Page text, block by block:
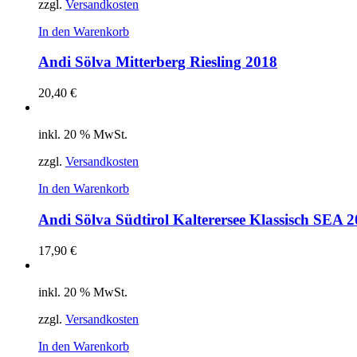
zzgl. Versandkosten
In den Warenkorb
Andi Sölva Mitterberg Riesling 2018
20,40 €
inkl. 20 % MwSt.
zzgl. Versandkosten
In den Warenkorb
Andi Sölva Südtirol Kalterersee Klassisch SEA
17,90 €
inkl. 20 % MwSt.
zzgl. Versandkosten
In den Warenkorb